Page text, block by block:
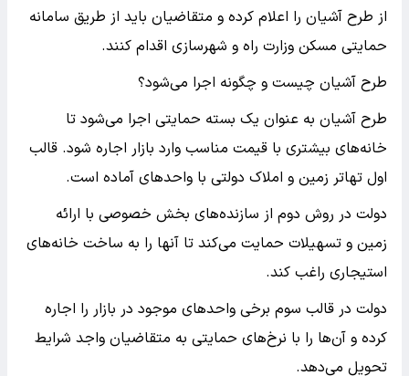
از طرح آشیان را اعلام کرده و متقاضیان باید از طریق سامانه
حمایتی مسکن وزارت راه و شهرسازی اقدام کنند.
طرح آشیان چیست و چگونه اجرا می‌شود؟
طرح آشیان به عنوان یک بسته حمایتی اجرا می‌شود تا
خانه‌های بیشتری با قیمت مناسب وارد بازار اجاره شود. قالب
اول تهاتر زمین و املاک دولتی با واحدهای آماده است.
دولت در روش دوم از سازنده‌های بخش خصوصی با ارائه
زمین و تسهیلات حمایت می‌کند تا آنها را به ساخت خانه‌های
استیجاری راغب کند.
دولت در قالب سوم برخی واحدهای موجود در بازار را اجاره
کرده و آن‌ها را با نرخ‌های حمایتی به متقاضیان واجد شرایط
تحویل می‌دهد.